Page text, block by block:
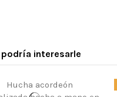
podría interesarle